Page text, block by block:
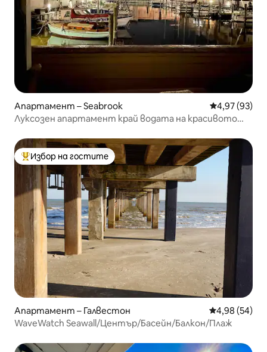
Апартамент – Seabrook Средна
4,97 (93)
Луксозен апартамент край водата на красивото
Най-популярен избор на гостите
Избор на гостите
Апартамент – Галвестон Средна
4,98 (54)
WaveWatch Seawall/Център/Басейн/Балкон/Плаж